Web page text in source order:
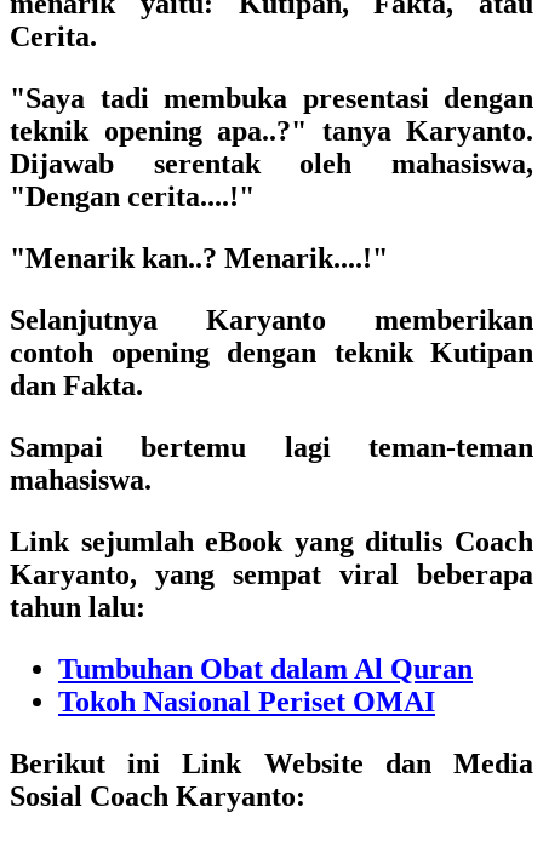
Cerita.
"Saya tadi membuka presentasi dengan
teknik opening apa..?" tanya Karyanto.
Dijawab serentak oleh mahasiswa,
"Dengan cerita....!"
"Menarik kan..? Menarik....!"
Selanjutnya Karyanto memberikan
contoh opening dengan teknik Kutipan
dan Fakta.
Sampai bertemu lagi teman-teman
mahasiswa.
Link sejumlah eBook yang ditulis Coach
Karyanto, yang sempat viral beberapa
tahun lalu:
Tumbuhan Obat dalam Al Quran
Tokoh Nasional Periset OMAI
Berikut ini Link Website dan Media
Sosial Coach Karyanto: